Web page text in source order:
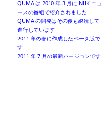
QUMA は 2010 年 3 月に NHK ニュ
ースの番組で紹介されました
QUMA の開発はその後も継続して
進行しています
2011 年の春に作成したベータ版で
す
2011 年 7 月の最新バージョンです